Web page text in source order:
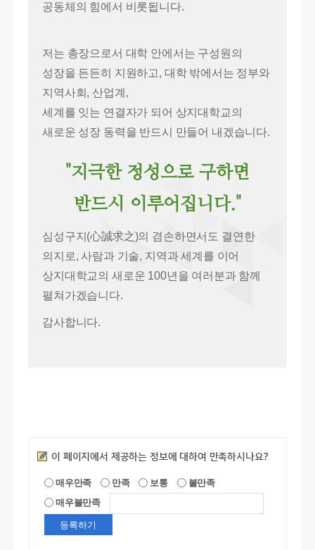
공동체의 힘에서 비롯됩니다.
저는 총장으로서 대학 안에서는 구성원의
성장을 든든히 지원하고, 대학 밖에서는 정부와
지역사회, 산업계,
세계를 잇는 연결자가 되어 상지대학교의
새로운 성장 동력을 반드시 만들어 내겠습니다.
"지극한 정성으로 구하면
반드시 이루어집니다."
심성구지(心誠求之)의 겸손하면서도 결연한
의지로, 사람과 기술, 지역과 세계를 이어
상지대학교의 새로운 100년을 여러분과 함께
펼쳐가겠습니다.
감사합니다.
만족도조사
이 페이지에서 제공하는 정보에 대하여 만족하시나요?
매우만족 만족 보통
불만족
매우불만족